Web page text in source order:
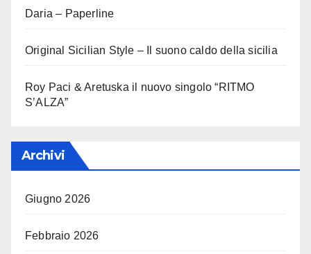
Daria – Paperline
Original Sicilian Style – Il suono caldo della sicilia
Roy Paci & Aretuska il nuovo singolo “RITMO
S’ALZA”
Archivi
Giugno 2026
Febbraio 2026